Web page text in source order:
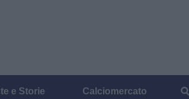
e Storie Calciomercato